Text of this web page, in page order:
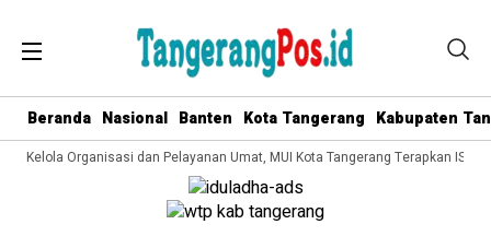
Beranda Nasional Banten Kota Tangerang Kabupaten
Kelola Organisasi dan Pelayanan Umat, MUI Kota Tangerang Terapkan ISO